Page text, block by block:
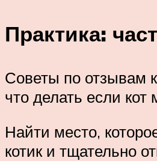
Практика:
Советы по отзывам
что делать если кот
Найти место,
котик и тщательно